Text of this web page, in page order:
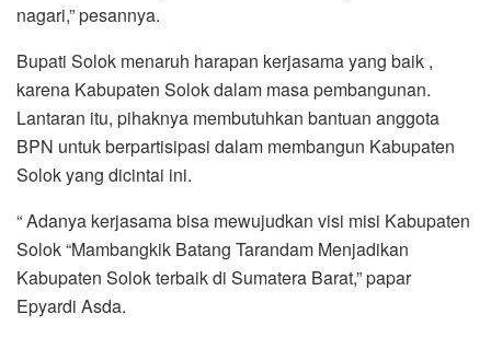
nagari,” pesannya.
Bupati Solok menaruh harapan kerjasama yang baik ,
karena Kabupaten Solok dalam masa pembangunan.
Lantaran itu, pihaknya membutuhkan bantuan anggota
BPN untuk berpartisipasi dalam membangun Kabupaten
Solok yang dicintai ini.
“ Adanya kerjasama bisa mewujudkan visi misi Kabupaten
Solok “Mambangkik Batang Tarandam Menjadikan
Kabupaten Solok terbaik di Sumatera Barat,” papar
Epyardi Asda.